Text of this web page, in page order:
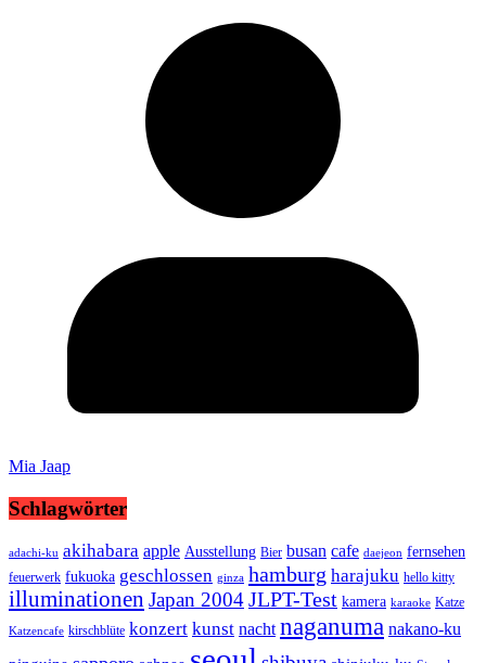
Mia Jaap
Schlagwörter
adachi-ku akihabara apple Ausstellung Bier busan cafe daejeon fernsehen
feuerwerk fukuoka geschlossen ginza hamburg harajuku hello kitty
illuminationen Japan 2004JLPT-Test kamera karaoke Katze
Katzencafe kirschblüte konzert kunst nacht naganuma nakano-ku